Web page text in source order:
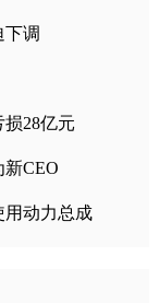
下调
28亿元
CEO
用动力总成